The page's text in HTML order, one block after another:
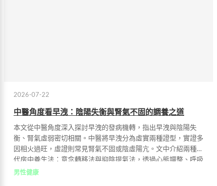
2026-07-22
中醫角度看早洩：陰陽失衡與腎氣不固的調養之道
本文從中醫角度深入探討早洩的發病機轉，指出早洩與陰陽失
衡、腎氣虛弱密切相關。中醫將早洩分為虛實兩種證型，實證多
因相火過旺，虛證則常見腎氣不固或陰虛陽亢。文中介紹兩種古
代房中養生法：意念轉移法與抑陰提氣法，透過心態調整、呼吸
控制及特定部位的按壓技巧，幫助改善早洩問題，提升對射精的
男性健康